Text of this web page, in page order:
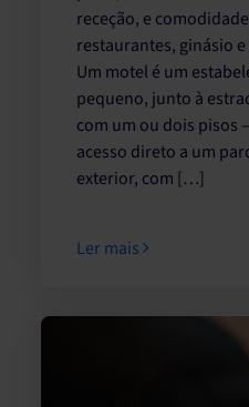
receção, e
restaurantes, ginásio
Um motel é um
pequeno, junto à
com um ou dois pisos
acesso direto a um
exterior, com […]
Ler mais